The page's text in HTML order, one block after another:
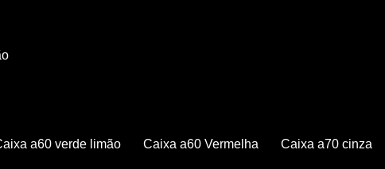
Caixa a60 verde limão Caixa a60 Vermelha Caixa a70 cinza